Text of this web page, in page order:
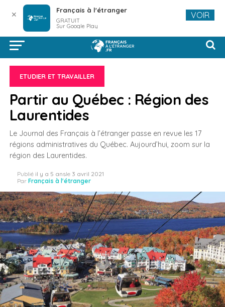
ETUDIER ET TRAVAILLER
Partir au Québec : Région des
Laurentides
Le Journal des Français à l’étranger passe en revue les 17
régions administratives du Québec. Aujourd’hui, zoom sur la
région des Laurentides.
Publié il y a 5 ansle 3 avril 2021
Par Français à l'étranger
✕ Français à l'étranger
GRATUIT
Sur Google Play
VOIR